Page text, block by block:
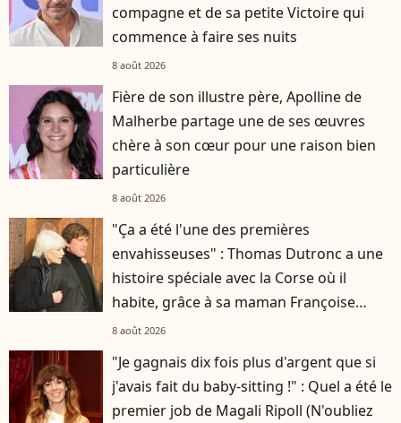
compagne et de sa petite Victoire qui
commence à faire ses nuits
8 août 2026
Fière de son illustre père, Apolline de
Malherbe partage une de ses œuvres
chère à son cœur pour une raison bien
particulière
8 août 2026
"Ça a été l'une des premières
envahisseuses" : Thomas Dutronc a une
histoire spéciale avec la Corse où il
habite, grâce à sa maman Françoise
Hardy
8 août 2026
"Je gagnais dix fois plus d'argent que si
j'avais fait du baby-sitting !" : Quel a été le
premier job de Magali Ripoll (N'oubliez